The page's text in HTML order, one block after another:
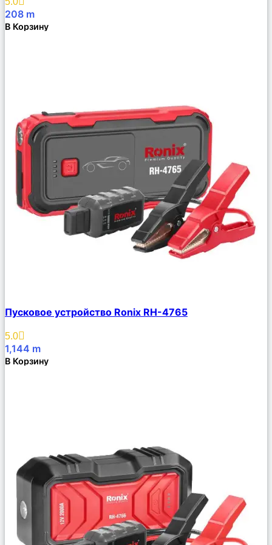
208 m
В Корзину
Описание
Избранное
Пусковое устройство Ronix RH-4765
5.0
1,144 m
В Корзину